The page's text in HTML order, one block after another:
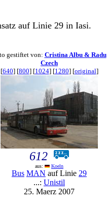
auf Linie 29 in Iasi.
gestiftet von: Cristina Albu & Radu
Czech
[640] [800] [1024] [1280] [original]
612
aus: Koeln
Bus MAN auf Linie 29
...: Unistil
25. Maerz 2007